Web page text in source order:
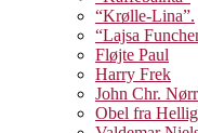
“Krølle-Lina”.
“Lajsa
Fløjte Paul
Harry Frek
John Chr.
Obel fra